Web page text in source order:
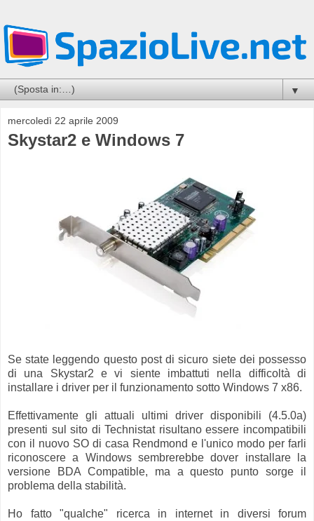
▼
mercoledì 22 aprile 2009
Skystar2 e Windows 7
Se state leggendo questo post di sicuro siete dei possesso
di una Skystar2 e vi siente imbattuti nella difficoltà di
installare i driver per il funzionamento sotto Windows 7 x86.
Effettivamente gli attuali ultimi driver disponibili (4.5.0a)
presenti sul sito di Technistat risultano essere incompatibili
con il nuovo SO di casa Rendmond e l'unico modo per farli
riconoscere a Windows sembrerebbe dover installare la
versione BDA Compatible, ma a questo punto sorge il
problema della stabilità.
Ho fatto "qualche" ricerca in internet in diversi forum